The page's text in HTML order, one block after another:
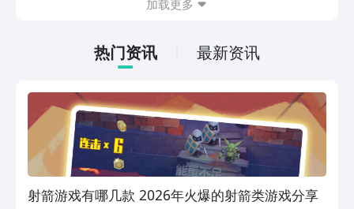
情。如果大家想要下载这款游戏，其实方
下游戏的主要乐趣吧。
加载更多
热门资讯 最新资讯
射箭游戏有哪几款 2026年火爆的射箭类游戏分享